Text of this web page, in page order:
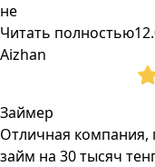
не
Читать полностью
Aizhan
Займер
Отличная компания,
займ на 30 тысяч